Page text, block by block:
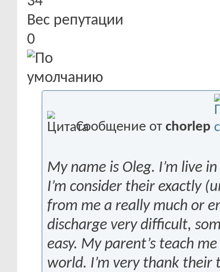
Вес репутации
0
Сообщение от chorlep
My name is Oleg. I’m live
I’m consider their exactly
from me a really much or
discharge very difficult,
easy. My parent’s teach
world. I’m very thank their